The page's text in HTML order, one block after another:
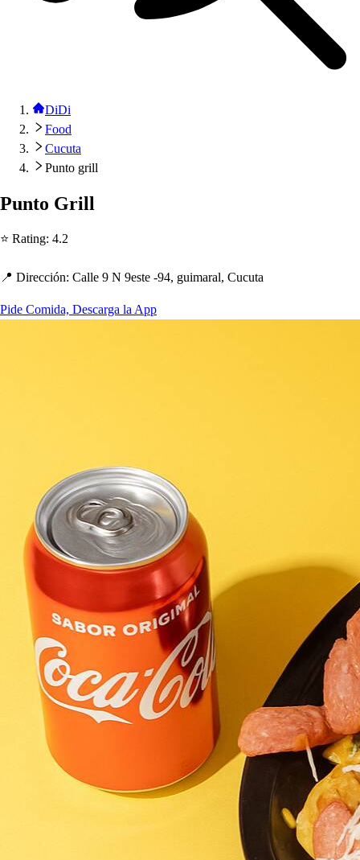
DiDi
Food
Cucuta
Punto grill
Punto Grill
⭐ Rating: 4.2
📍 Dirección: Calle 9 N 9este -94, guimaral, Cucuta
Pide Comida, Descarga la App